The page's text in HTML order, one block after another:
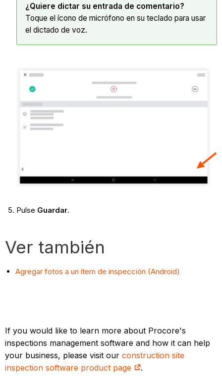
¿Quiere dictar su entrada de comentario?
Toque el ícono de micrófono en su teclado para usar
el dictado de voz.
Pulse Guardar.
Ver también
Agregar fotos a un ítem de inspección (Android)
If you would like to learn more about Procore's
inspections management software and how it can help
your business, please visit ourconstruction site
inspection software product page
.